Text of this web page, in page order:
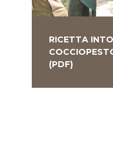
RICETTA
(PDF)